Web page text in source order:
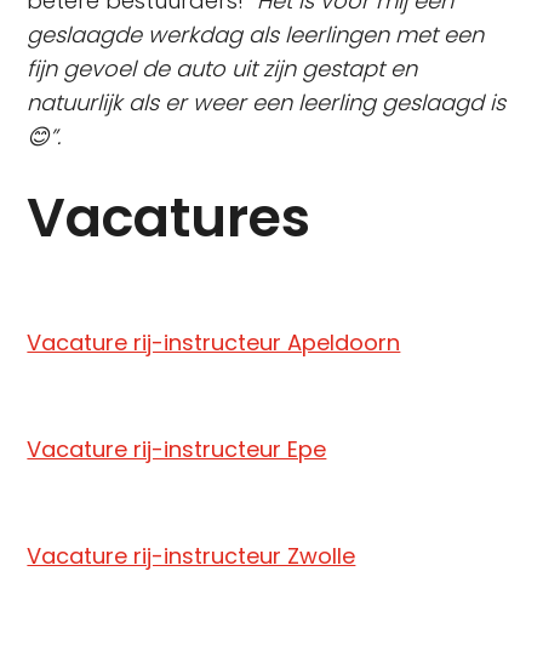
geslaagde werkdag als leerlingen met een
fijn gevoel de auto uit zijn gestapt en
natuurlijk als er weer een leerling geslaagd is
😊”.
Vacatures
Vacature rij-instructeur Apeldoorn
Vacature rij-instructeur Epe
Vacature rij-instructeur Zwolle